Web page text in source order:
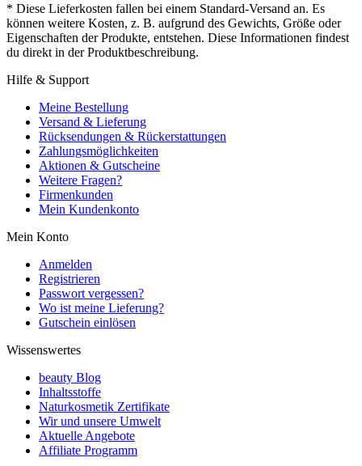
* Diese Lieferkosten fallen bei einem Standard-Versand an. Es
können weitere Kosten, z. B. aufgrund des Gewichts, Größe oder
Eigenschaften der Produkte, entstehen. Diese Informationen findest
du direkt in der Produktbeschreibung.
Hilfe & Support
Meine Bestellung
Versand & Lieferung
Rücksendungen & Rückerstattungen
Zahlungsmöglichkeiten
Aktionen & Gutscheine
Weitere Fragen?
Firmenkunden
Mein Kundenkonto
Mein Konto
Anmelden
Registrieren
Passwort vergessen?
Wo ist meine Lieferung?
Gutschein einlösen
Wissenswertes
beauty Blog
Inhaltsstoffe
Naturkosmetik Zertifikate
Wir und unsere Umwelt
Aktuelle Angebote
Affiliate Programm